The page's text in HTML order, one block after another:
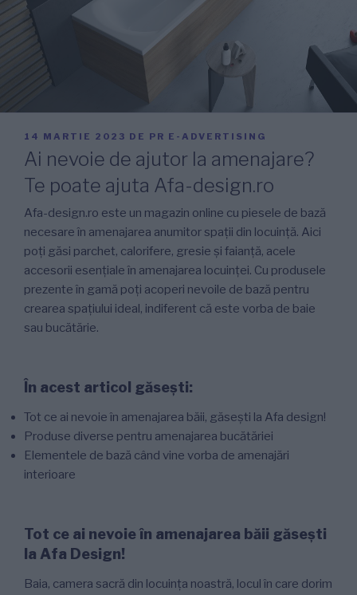
PUBLICAT
PE
14 MARTIE 2023 DE PR E-ADVERTISING
Ai nevoie de ajutor la amenajare?
Te poate ajuta Afa-design.ro
Afa-design.ro este un magazin online cu piesele de bază
necesare în amenajarea anumitor spații din locuință. Aici
poți găsi parchet, calorifere, gresie și faianță, acele
accesorii esențiale în amenajarea locuinței. Cu produsele
prezente în gamă poți acoperi nevoile de bază pentru
crearea spațiului ideal, indiferent că este vorba de baie
sau bucătărie.
În acest articol găsești:
Tot ce ai nevoie în amenajarea băii, găsești la Afa design!
Produse diverse pentru amenajarea bucătăriei
Elementele de bază când vine vorba de amenajări
interioare
Tot ce ai nevoie în amenajarea băii găsești
la Afa Design!
Baia, camera sacră din locuința noastră, locul în care dorim